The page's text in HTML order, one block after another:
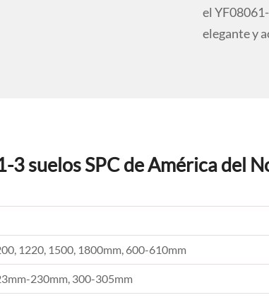
el
elegante y
3 suelos SPC de América del
1220, 1500, 1800mm, 600-610mm
230mm, 300-305mm